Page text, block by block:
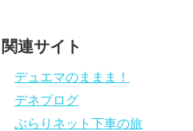
関連サイト
デュエマのままま！
デネブログ
ぶらりネット下車の旅